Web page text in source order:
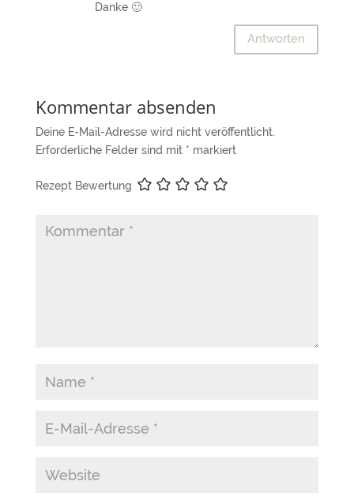
Danke 🙂
Antworten
Kommentar absenden
Deine E-Mail-Adresse wird nicht veröffentlicht.
Erforderliche Felder sind mit * markiert
Rezept Bewertung